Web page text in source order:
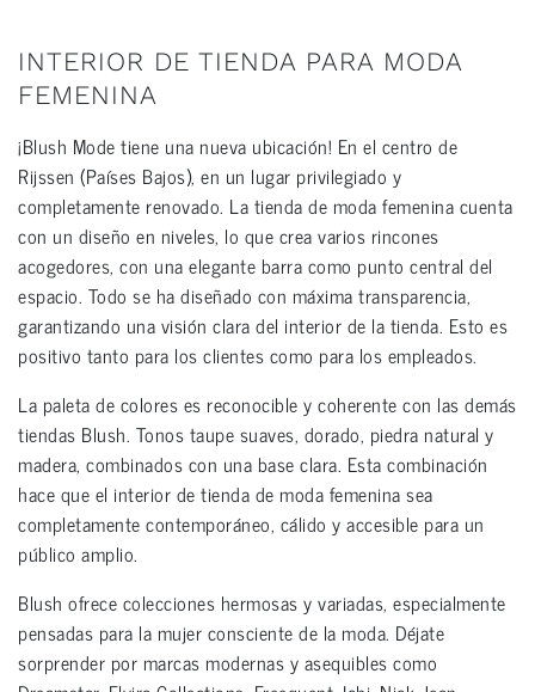
INTERIOR DE TIENDA PARA MODA
FEMENINA
¡Blush Mode tiene una nueva ubicación! En el centro de
Rijssen (Países Bajos), en un lugar privilegiado y
completamente renovado. La tienda de moda femenina cuenta
con un diseño en niveles, lo que crea varios rincones
acogedores, con una elegante barra como punto central del
espacio. Todo se ha diseñado con máxima transparencia,
garantizando una visión clara del interior de la tienda. Esto es
positivo tanto para los clientes como para los empleados.
La paleta de colores es reconocible y coherente con las demás
tiendas Blush. Tonos taupe suaves, dorado, piedra natural y
madera, combinados con una base clara. Esta combinación
hace que el interior de tienda de moda femenina sea
completamente contemporáneo, cálido y accesible para un
público amplio.
Blush ofrece colecciones hermosas y variadas, especialmente
pensadas para la mujer consciente de la moda. Déjate
sorprender por marcas modernas y asequibles como